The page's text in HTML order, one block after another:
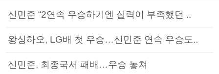
신민준 “2연속 우승하기엔 실력이 부족했던 ..
왕싱하오, LG배 첫 우승…신민준 연속 우승도..
신민준, 최종국서 패배…우승 놓쳐